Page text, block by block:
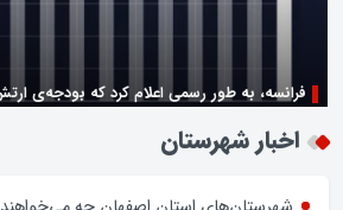
فرانسه، به طور رسمی اعلام کرد که بودجه‌ی
زن اگر خوب باشه یه زندگی حالش خوبه/روز زن